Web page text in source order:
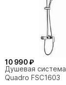
10 990 ₽
Душевая
Quadro FSC1603